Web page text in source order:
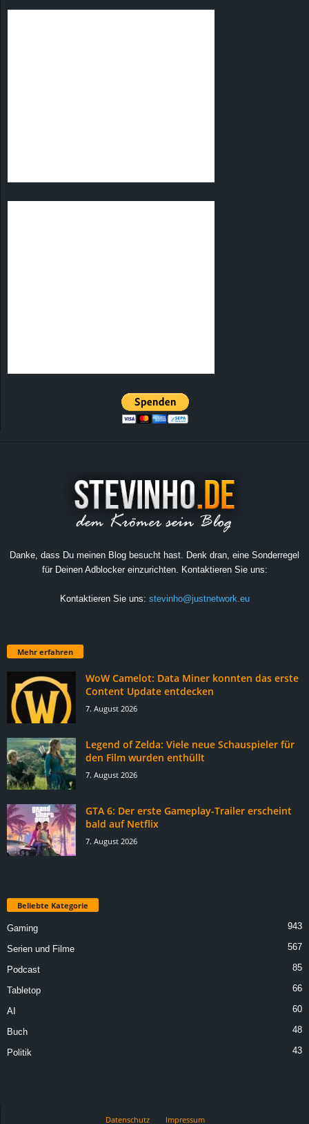
Danke, dass Du meinen Blog besucht hast. Denk dran, eine Sonderregel
für Deinen Adblocker einzurichten. Kontaktieren Sie uns:
Kontaktieren Sie uns: stevinho@justnetwork.eu
Mehr erfahren
WoW Camelot: Data Miner konnten das erste
Content Update entdecken
7. August 2026
Legend of Zelda: Viele neue Schauspieler für
den Film wurden enthüllt
7. August 2026
GTA 6: Der erste Gameplay-Trailer erscheint
bald auf Netflix
7. August 2026
Beliebte Kategorie
Gaming 943
Serien und Filme 567
Podcast 85
Tabletop 66
AI 60
Buch 48
Politik 43
Datenschutz Impressum